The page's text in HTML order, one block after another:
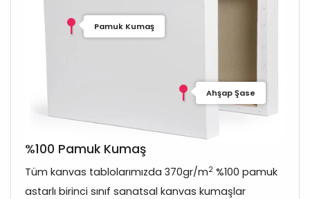
Pamuk Kumaş
Ahşap Şase
%100 Pamuk Kumaş
Tüm kanvas tablolarımızda 370gr/m2 %100 pamuk
astarlı birinci sınıf sanatsal kanvas kumaşlar